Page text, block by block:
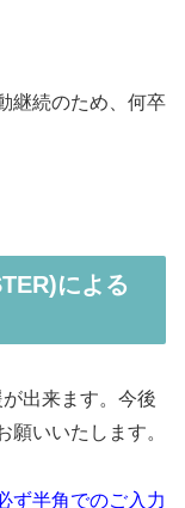
継続のため、何卒
による
出来ます。今後
いいたします。
ず半角でのご入力